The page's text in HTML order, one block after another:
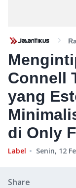
Connell
yang
di Only
Label Senin, 12
Share